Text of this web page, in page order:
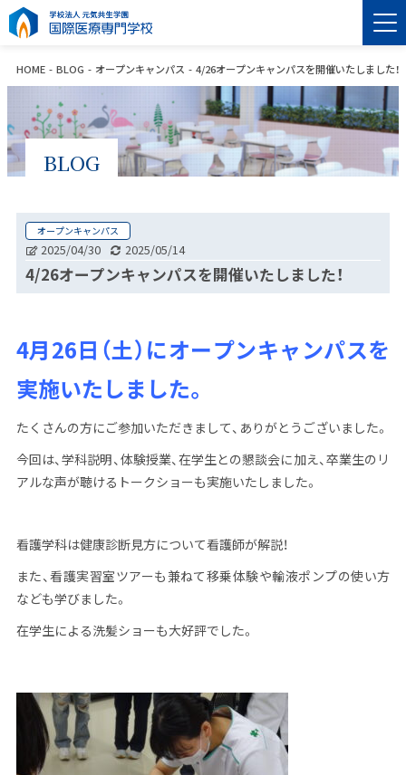
HOME BLOG オープンキャンパス 4/26オープンキャンパスを開催いたしました！
BLOG
オープンキャンパス
2025/04/30 2025/05/14
4/26オープンキャンパスを開催いたしました！
4月26日（土）にオープンキャンパスを
実施いたしました。
たくさんの方にご参加いただきまして、ありがとうございました。
今回は、学科説明、体験授業、在学生との懇談会に加え、卒業生のリ
アルな声が聴けるトークショーも実施いたしました。
看護学科は健康診断見方について看護師が解説！
また、看護実習室ツアーも兼ねて移乗体験や輸液ポンプの使い方
なども学びました。
在学生による洗髪ショーも大好評でした。